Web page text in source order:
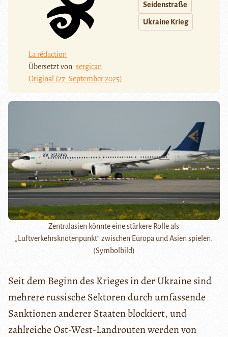
La rédaction
Übersetzt von: sergican
Original (27. September 2025)
Seidenstraße
Ukraine Krieg
Zentralasien könnte eine stärkere Rolle als
„Luftverkehrsknotenpunkt“ zwischen Europa und Asien spielen.
(Symbolbild)
Seit dem Beginn des Krieges in der Ukraine sind
mehrere russische Sektoren durch umfassende
Sanktionen anderer Staaten blockiert, und
zahlreiche Ost-West-Landrouten werden von